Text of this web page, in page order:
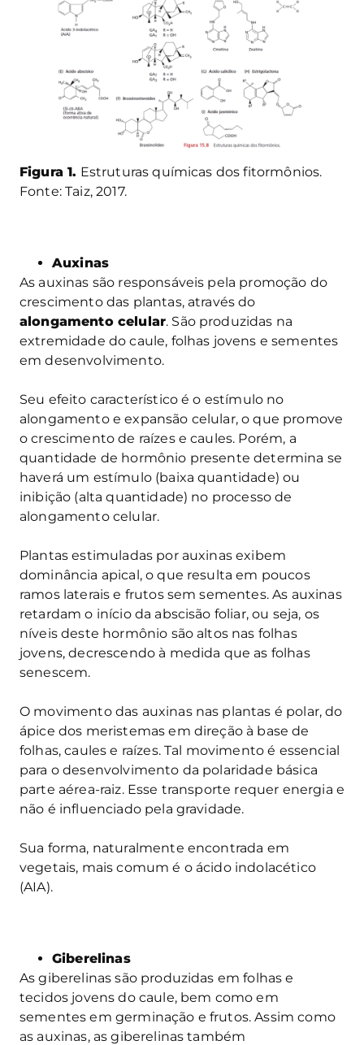
Figura 1. Estruturas químicas dos fitormônios.
Fonte: Taiz, 2017.
Auxinas
As auxinas são responsáveis pela promoção do
crescimento das plantas, através do
alongamento celular. São produzidas na
extremidade do caule, folhas jovens e sementes
em desenvolvimento.
Seu efeito característico é o estímulo no
alongamento e expansão celular, o que promove
o crescimento de raízes e caules. Porém, a
quantidade de hormônio presente determina se
haverá um estímulo (baixa quantidade) ou
inibição (alta quantidade) no processo de
alongamento celular.
Plantas estimuladas por auxinas exibem
dominância apical, o que resulta em poucos
ramos laterais e frutos sem sementes. As auxinas
retardam o início da abscisão foliar, ou seja, os
níveis deste hormônio são altos nas folhas
jovens, decrescendo à medida que as folhas
senescem.
O movimento das auxinas nas plantas é polar, do
ápice dos meristemas em direção à base de
folhas, caules e raízes. Tal movimento é essencial
para o desenvolvimento da polaridade básica
parte aérea-raiz. Esse transporte requer energia e
não é influenciado pela gravidade.
Sua forma, naturalmente encontrada em
vegetais, mais comum é o ácido indolacético
(AIA).
Giberelinas
As giberelinas são produzidas em folhas e
tecidos jovens do caule, bem como em
sementes em germinação e frutos. Assim como
as auxinas, as giberelinas também